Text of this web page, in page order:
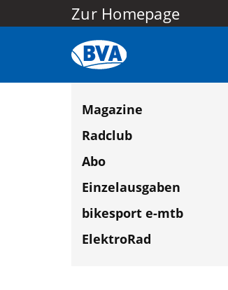
Zur Homepage
Magazine
Radclub
Abo
Einzelausgaben
bikesport e-mtb
ElektroRad